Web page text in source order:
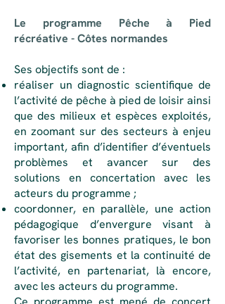
Le programme Pêche à Pied
récréative - Côtes normandes ​​​​​
Ses objectifs sont de :
réaliser un diagnostic scientifique de
l’activité de pêche à pied de loisir ainsi
que des milieux et espèces exploités,
en zoomant sur des secteurs à enjeu
important, afin d’identifier d’éventuels
problèmes et avancer sur des
solutions en concertation avec les
acteurs du programme ;
coordonner, en parallèle, une action
pédagogique d’envergure visant à
favoriser les bonnes pratiques, le bon
état des gisements et la continuité de
l’activité, en partenariat, là encore,
avec les acteurs du programme.